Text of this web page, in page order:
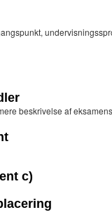
beskrivelse af
c)